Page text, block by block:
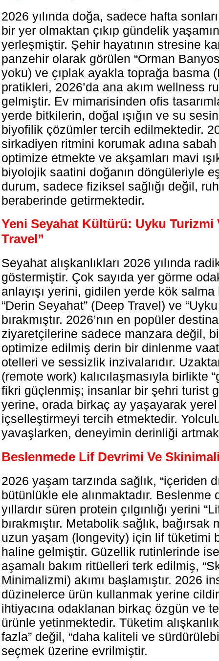
2026 yılında doğa, sadece hafta
bir yer olmaktan çıkıp gündelik
yerleşmiştir. Şehir hayatının stresine
panzehir olarak görülen “Orman
yoku) ve çıplak ayakla toprağa basma
pratikleri, 2026’da ana akım wellness
gelmiştir. Ev mimarisinden ofis
yerde bitkilerin, doğal ışığın ve su
biyofilik çözümler tercih edilmektedir.
sirkadiyen ritmini korumak adına
optimize etmekte ve akşamları mavi
biyolojik saatini doğanın döngüleriyle
durum, sadece fiziksel sağlığı değil,
beraberinde getirmektedir.
Yeni Seyahat Kültürü: Uyku Turizmi
Travel”
Seyahat alışkanlıkları 2026 yılında
göstermiştir. Çok sayıda yer görme
anlayışı yerini, gidilen yerde kök
“Derin Seyahat” (Deep Travel) ve
bırakmıştır. 2026’nın en popüler
ziyaretçilerine sadece manzara değil,
optimize edilmiş derin bir dinlenme
otelleri ve sessizlik inzivalarıdır.
(remote work) kalıcılaşmasıyla birlikte
fikri güçlenmiş; insanlar bir şehri turist
yerine, orada birkaç ay yaşayarak
içselleştirmeyi tercih etmektedir.
yavaşlarken, deneyimin derinliği
Beslenmede Lif Devrimi Ve
2026 yaşam tarzında sağlık, “içeriden
bütünlükle ele alınmaktadır. Beslenme
yıllardır süren protein çılgınlığı yerini
bırakmıştır. Metabolik sağlık, bağırsak
uzun yaşam (longevity) için lif tüketimi
haline gelmiştir. Güzellik rutinlerinde
aşamalı bakım ritüelleri terk edilmiş,
Minimalizmi) akımı başlamıştır. 2026
düzinelerce ürün kullanmak yerine
ihtiyacına odaklanan birkaç özgün ve
ürünle yetinmektedir. Tüketim
fazla” değil, “daha kaliteli ve
seçmek üzerine evrilmiştir.